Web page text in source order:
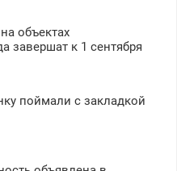
объектах
завершат к 1 сентября
поймали с закладкой